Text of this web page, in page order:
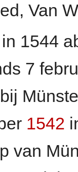
Van
1544
7
1542
van